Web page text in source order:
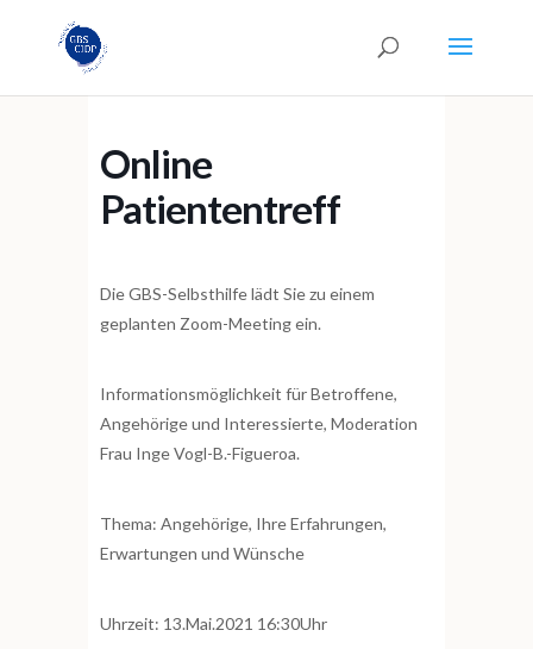
Online
Patiententreff
Die GBS-Selbsthilfe lädt Sie zu einem
geplanten Zoom-Meeting ein.
Informationsmöglichkeit für Betroffene,
Angehörige und Interessierte, Moderation
Frau Inge Vogl-B.-Figueroa.
Thema: Angehörige, Ihre Erfahrungen,
Erwartungen und Wünsche
Uhrzeit: 13.Mai.2021 16:30Uhr